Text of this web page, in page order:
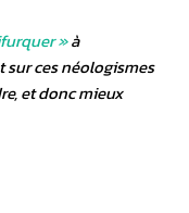
»à
sur ces néologismes
et donc mieux